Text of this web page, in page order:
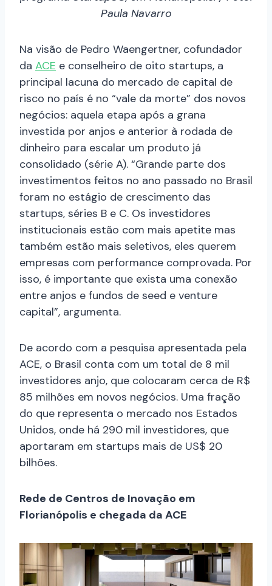
Paula Navarro
Na visão de Pedro Waengertner, cofundador
da ACE e conselheiro de oito startups, a
principal lacuna do mercado de capital de
risco no país é no “vale da morte” dos novos
negócios: aquela etapa após a grana
investida por anjos e anterior à rodada de
dinheiro para escalar um produto já
consolidado (série A). “Grande parte dos
investimentos feitos no ano passado no Brasil
foram no estágio de crescimento das
startups, séries B e C. Os investidores
institucionais estão com mais apetite mas
também estão mais seletivos, eles querem
empresas com performance comprovada. Por
isso, é importante que exista uma conexão
entre anjos e fundos de seed e venture
capital”, argumenta.
De acordo com a pesquisa apresentada pela
ACE, o Brasil conta com um total de 8 mil
investidores anjo, que colocaram cerca de R$
85 milhões em novos negócios. Uma fração
do que representa o mercado nos Estados
Unidos, onde há 290 mil investidores, que
aportaram em startups mais de US$ 20
bilhões.
Rede de Centros de Inovação em
Florianópolis e chegada da ACE